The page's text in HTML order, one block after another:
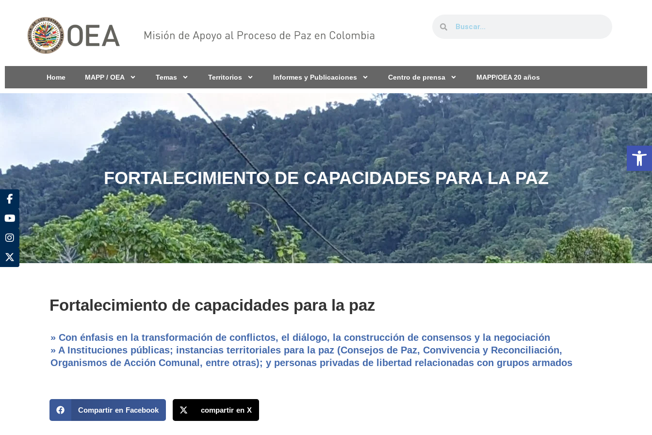
Home MAPP / OEA Temas Territorios Informes y Publicaciones Centro de prensa MAPP/OEA 20 años
FORTALECIMIENTO DE CAPACIDADES PARA LA PAZ
Fortalecimiento de capacidades para la paz
» Con énfasis en la transformación de conflictos, el diálogo, la construcción de consensos y la negociación
» A Instituciones públicas; instancias territoriales para la paz (Consejos de Paz, Convivencia y Reconciliación,
Organismos de Acción Comunal, entre otras); y personas privadas de libertad relacionadas con grupos armados
Compartir en Facebook compartir en X